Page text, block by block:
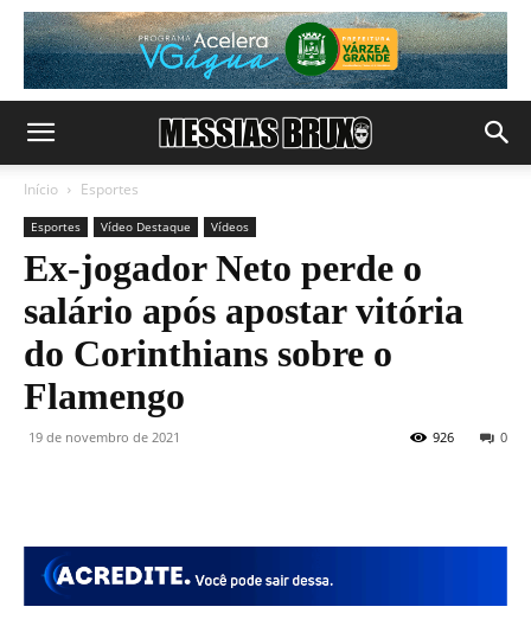
Início Esportes
Esportes Vídeo Destaque Vídeos
Ex-jogador Neto perde o
salário após apostar vitória
do Corinthians sobre o
Flamengo
19 de novembro de 2021 0
926